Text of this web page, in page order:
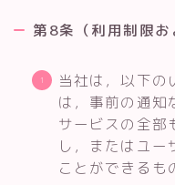
第8条（利用制限お
当社は，以下の
は，事前の通知
サービスの全部
し，またはユー
ことができるも